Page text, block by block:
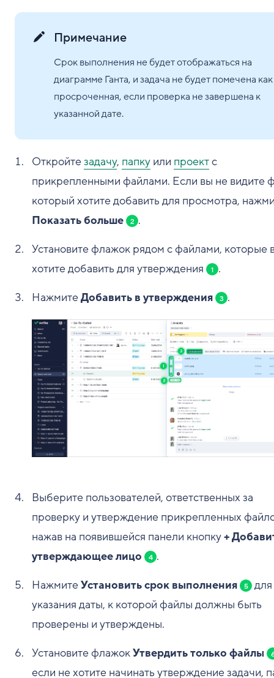
Примечание
Срок выполнения не будет отображаться на
диаграмме Ганта, и задача не будет помечена как
просроченная, если проверка не завершена к
указанной дате.
Откройтезадачу, папку или проектс
прикрепленными файлами. Если вы не видите
который хотите добавить для просмотра,
Показать больше
2 .
Установите флажок рядом с файлами, которые
хотите добавить для утверждения
1 .
НажмитеДобавить в утверждения 3 .
Выберите пользователей, ответственных за
проверку и утверждение прикрепленных
нажав на появившейся панели кнопку+
утверждающее лицо
4 .
НажмитеУстановить срок выполнения 5
для
указания даты, к которой файлы должны быть
проверены и утверждены.
Установите флажокУтвердить только файлы
если не хотите начинать утверждение задачи,